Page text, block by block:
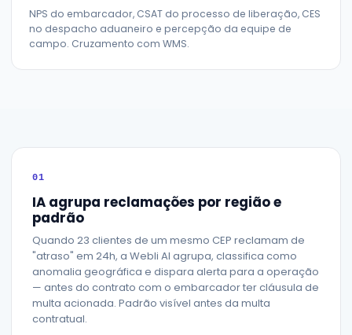
NPS do embarcador, CSAT do processo de liberação, CES
no despacho aduaneiro e percepção da equipe de
campo. Cruzamento com WMS.
01
IA agrupa reclamações por região e
padrão
Quando 23 clientes de um mesmo CEP reclamam de
"atraso" em 24h, a Webli AI agrupa, classifica como
anomalia geográfica e dispara alerta para a operação
— antes do contrato com o embarcador ter cláusula de
multa acionada. Padrão visível antes da multa
contratual.